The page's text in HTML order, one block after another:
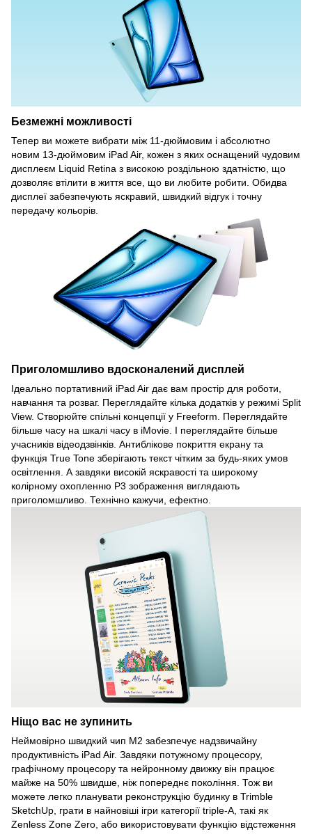
Безмежні можливості
Тепер ви можете вибрати між 11-дюймовим і абсолютно
новим 13-дюймовим iPad Air, кожен з яких оснащений чудовим
дисплеєм Liquid Retina з високою роздільною здатністю, що
дозволяє втілити в життя все, що ви любите робити. Обидва
дисплеї забезпечують яскравий, швидкий відгук і точну
передачу кольорів.
Приголомшливо вдосконалений дисплей
Ідеально портативний iPad Air дає вам простір для роботи,
навчання та розваг. Переглядайте кілька додатків у режимі Split
View. Створюйте спільні концепції у Freeform. Переглядайте
більше часу на шкалі часу в iMovie. І переглядайте більше
учасників відеодзвінків. Антиблікове покриття екрану та
функція True Tone зберігають текст чітким за будь-яких умов
освітлення. А завдяки високій яскравості та широкому
колірному охопленню P3 зображення виглядають
приголомшливо. Технічно кажучи, ефектно.
Ніщо вас не зупинить
Неймовірно швидкий чип M2 забезпечує надзвичайну
продуктивність iPad Air. Завдяки потужному процесору,
графічному процесору та нейронному движку він працює
майже на 50% швидше, ніж попереднє покоління. Тож ви
можете легко планувати реконструкцію будинку в Trimble
SketchUp, грати в найновіші ігри категорії triple-A, такі як
Zenless Zone Zero, або використовувати функцію відстеження